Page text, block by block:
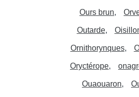
Ours brun
Outarde
Ornithorynques
Oryctérope
Ouaouaron